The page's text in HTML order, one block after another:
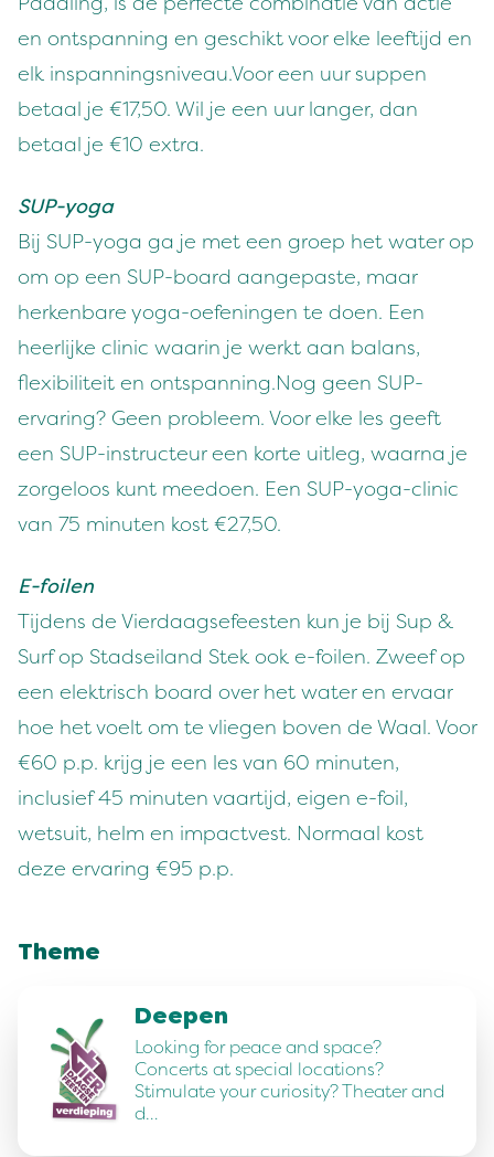
en ontspanning en geschikt voor elke leeftijd en
elk inspanningsniveau.Voor een uur suppen
betaal je €17,50. Wil je een uur langer, dan
betaal je €10 extra.
SUP-yoga
Bij SUP-yoga ga je met een groep het water op
om op een SUP-board aangepaste, maar
herkenbare yoga-oefeningen te doen. Een
heerlijke clinic waarin je werkt aan balans,
flexibiliteit en ontspanning.Nog geen SUP-
ervaring? Geen probleem. Voor elke les geeft
een SUP-instructeur een korte uitleg, waarna je
zorgeloos kunt meedoen. Een SUP-yoga-clinic
van 75 minuten kost €27,50.
E-foilen
Tijdens de Vierdaagsefeesten kun je bij Sup &
Surf op Stadseiland Stek ook e-foilen. Zweef op
een elektrisch board over het water en ervaar
hoe het voelt om te vliegen boven de Waal. Voor
€60 p.p. krijg je een les van 60 minuten,
inclusief 45 minuten vaartijd, eigen e-foil,
wetsuit, helm en impactvest. Normaal kost
deze ervaring €95 p.p.
Theme
Deepen
Looking for peace and space?
Concerts at special locations?
Stimulate your curiosity? Theater and
d…